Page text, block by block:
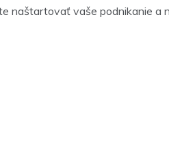
naštartovať vaše podnikanie a